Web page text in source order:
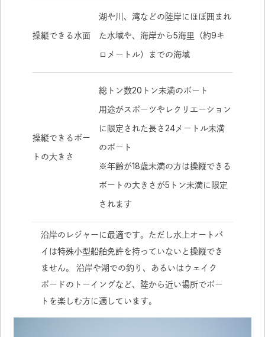
操縦できる水面
湖や川、湾などの陸岸にほぼ囲まれ
た水域や、海岸から5海里（約9キ
ロメートル）までの海域
操縦できるボー
トの大きさ
総トン数20トン未満のボート
用途がスポーツやレクリエーション
に限定された長さ24メートル未満
のボート
※年齢が18歳未満の方は操縦できる
ボートの大きさが5トン未満に限定
されます
沿岸のレジャーに最適です。ただし水上オートバ
イは特殊小型船舶免許を持っていないと操縦でき
ません。 沿岸や湖での釣り、あるいはウェイク
ボードのトーイングなど、陸から近い場所でボー
トを楽しむ方に適しています。